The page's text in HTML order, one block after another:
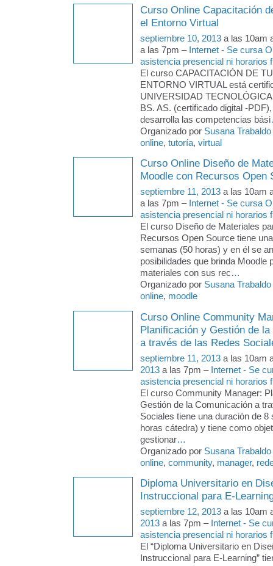
Curso Online Capacitación
el Entorno Virtual
septiembre 10, 2013 a las 10am
a las 7pm – Internet - Se cursa
asistencia presencial ni horarios
El curso CAPACITACIÓN DE
ENTORNO VIRTUAL está
UNIVERSIDAD
BS. AS. (certificado digital -
desarrolla las competencias bási
Organizado por Susana Trabaldo
online, tutoría, virtual
Curso Online Diseño de
Moodle con Recursos Open
septiembre 11, 2013 a las 10am
a las 7pm – Internet - Se cursa
asistencia presencial ni horarios
El curso Diseño de Materiales
Recursos Open Source tiene
semanas (50 horas) y en él se
posibilidades que brinda Moodle
materiales con sus rec…
Organizado por Susana Trabaldo
online, moodle
Curso Online Community
Planificación y Gestión de
a través de las Redes
septiembre 11, 2013 a las 10am
2013 a las 7pm – Internet - Se
asistencia presencial ni horarios
El curso Community Manager:
Gestión de la Comunicación a
Sociales tiene una duración de 8
horas cátedra) y tiene como
gestionar…
Organizado por Susana Trabaldo
online, community, manager,
Diploma Universitario en
Instruccional para E-
septiembre 12, 2013 a las 10am
2013 a las 7pm – Internet - Se
asistencia presencial ni horarios
El “Diploma Universitario en
Instruccional para E-Learning”